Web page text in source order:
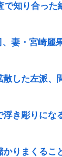
で知り合っ
、妻・宮崎
した左派
浮き彫りに
かりまくるこ